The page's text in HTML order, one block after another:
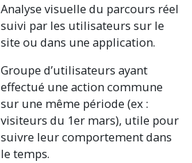
Analyse visuelle du parcours réel
suivi par les utilisateurs sur le
site ou dans une application.
Groupe d’utilisateurs ayant
effectué une action commune
sur une même période (ex :
visiteurs du 1er mars), utile pour
suivre leur comportement dans
le temps.